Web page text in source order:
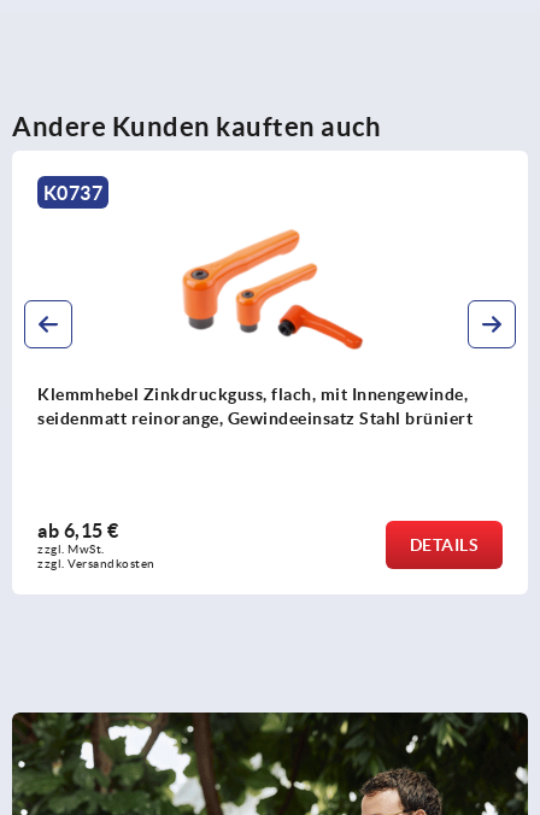
Andere Kunden kauften auch
K0123
Klemmhebel Zinkdruckguss mit Außengewinde und
verlängertem Bund, Gewindeeinsatz Edelstahl
ab7,49 €
zzgl. MwSt.
zzgl. Versandkosten
DETAILS